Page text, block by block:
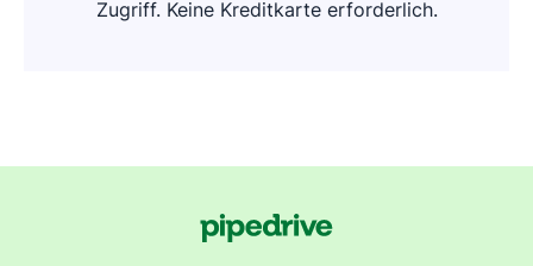
Zugriff. Keine Kreditkarte erforderlich.